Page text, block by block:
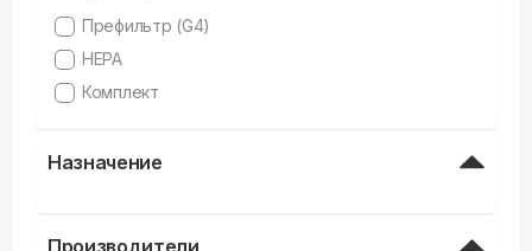
Префильтр (G4)
HEPA
Комплект
Назначение
Производители